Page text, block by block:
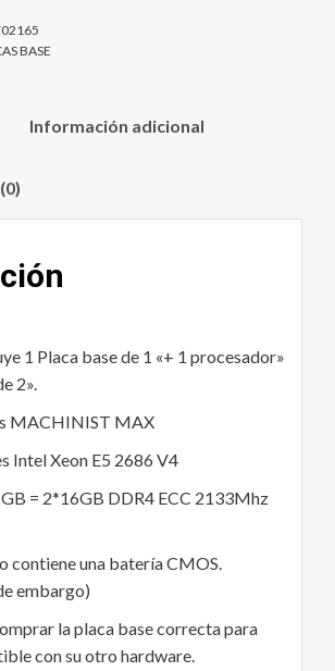
BASE
Información adicional
1 Placa base de 1 «+ 1 procesador»
2».
MACHINIST MAX
Intel Xeon E5 2686 V4
= 2*16GB DDR4 ECC 2133Mhz
contiene una batería CMOS.
embargo)
la placa base correcta para
con su otro hardware.